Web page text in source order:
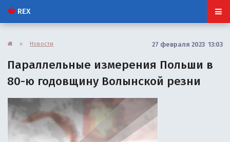
REX
» Новости 27 февраля 2023 13:03
Параллельные измерения Польши в
80-ю годовщину Волынской резни